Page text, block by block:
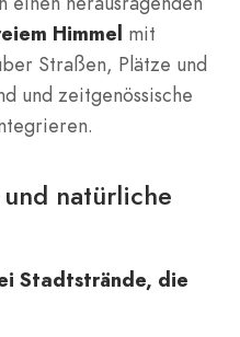
Himmel mit
Straßen, Plätze und
und zeitgenössische
natürliche
Stadtstrände, die